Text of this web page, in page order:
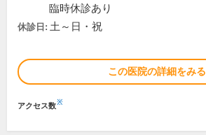
臨時休診あり
休診日: 土～日・祝
この医院の詳細をみる
アクセス数※